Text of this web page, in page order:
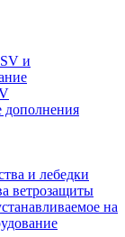
и
дополнения
и лебедки
ветрозащиты
на